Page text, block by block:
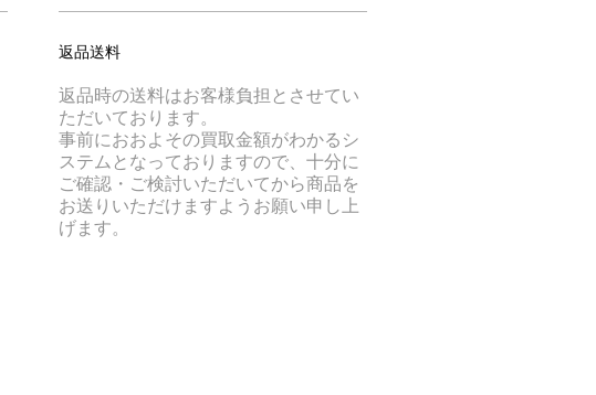
返品送料
返品時の送料はお客様負担とさせてい
ただいております。
事前におおよその買取金額がわかるシ
ステムとなっておりますので、十分に
ご確認・ご検討いただいてから商品を
お送りいただけますようお願い申し上
げます。